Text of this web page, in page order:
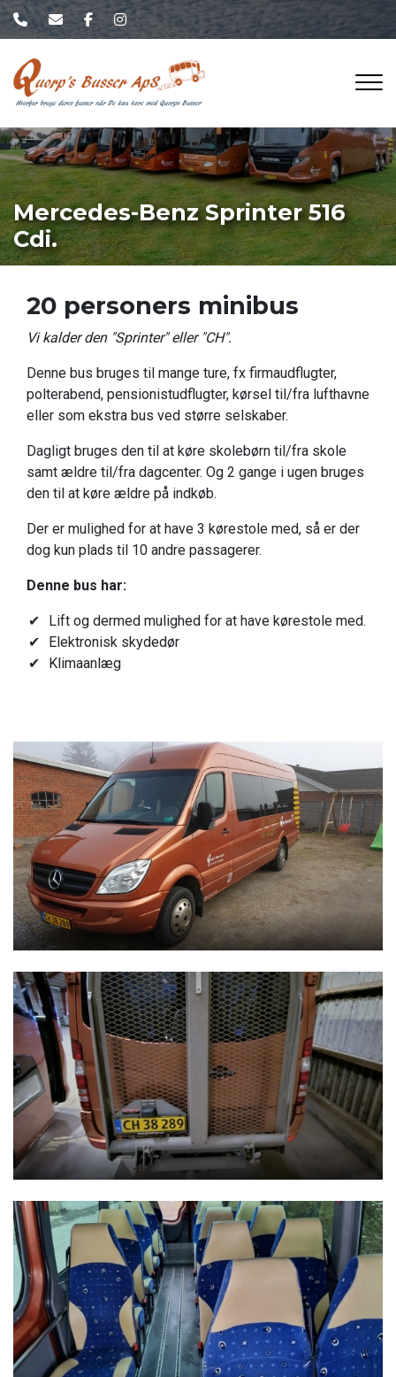
Gå
Mercedes-Benz Sprinter 516
Cdi.
20 personers minibus
Vi kalder den "Sprinter" eller "CH".
Denne bus bruges til mange ture, fx firmaudflugter,
polterabend, pensionistudflugter, kørsel til/fra lufthavne
eller som ekstra bus ved større selskaber.
Dagligt bruges den til at køre skolebørn til/fra skole
samt ældre til/fra dagcenter. Og 2 gange i ugen bruges
den til at køre ældre på indkøb.
Der er mulighed for at have 3 kørestole med, så er der
dog kun plads til 10 andre passagerer.
Denne bus har:
Lift og dermed mulighed for at have kørestole med.
Elektronisk skydedør
Klimaanlæg